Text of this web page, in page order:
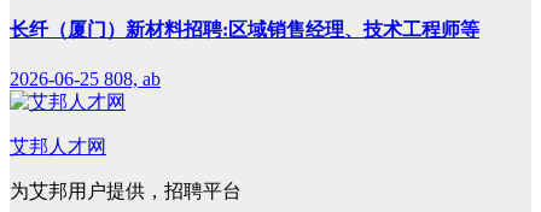
长纤（厦门）新材料招聘:区域销售经理、技术工程师等
2026-06-25 808, ab
艾邦人才网
为艾邦用户提供，招聘平台